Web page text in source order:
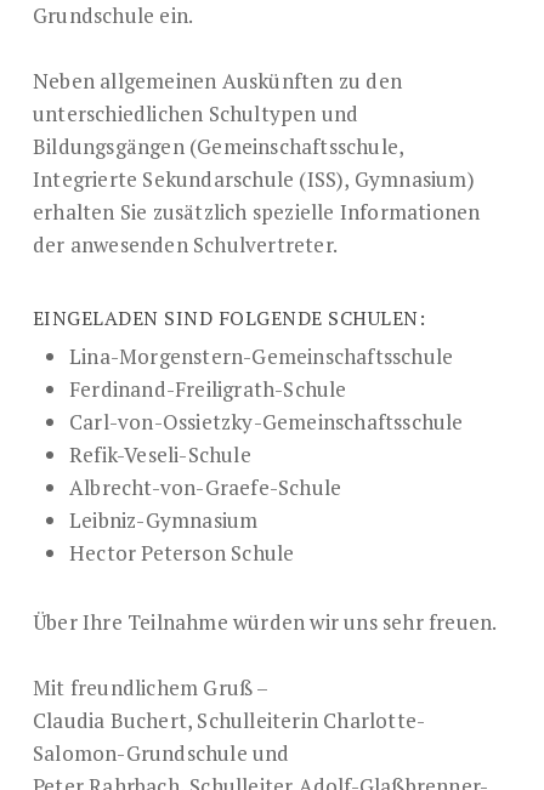
Grundschule ein.
Neben allgemeinen Auskünften zu den
unterschiedlichen Schultypen und
Bildungsgängen (Gemeinschaftsschule,
Integrierte Sekundarschule (ISS), Gymnasium)
erhalten Sie zusätzlich spezielle Informationen
der anwesenden Schulvertreter.
EINGELADEN SIND FOLGENDE SCHULEN:
Lina-Morgenstern-Gemeinschaftsschule
Ferdinand-Freiligrath-Schule
Carl-von-Ossietzky-Gemeinschaftsschule
Refik-Veseli-Schule
Albrecht-von-Graefe-Schule
Leibniz-Gymnasium
Hector Peterson Schule
Über Ihre Teilnahme würden wir uns sehr freuen.
Mit freundlichem Gruß –
Claudia Buchert, Schulleiterin Charlotte-
Salomon-Grundschule und